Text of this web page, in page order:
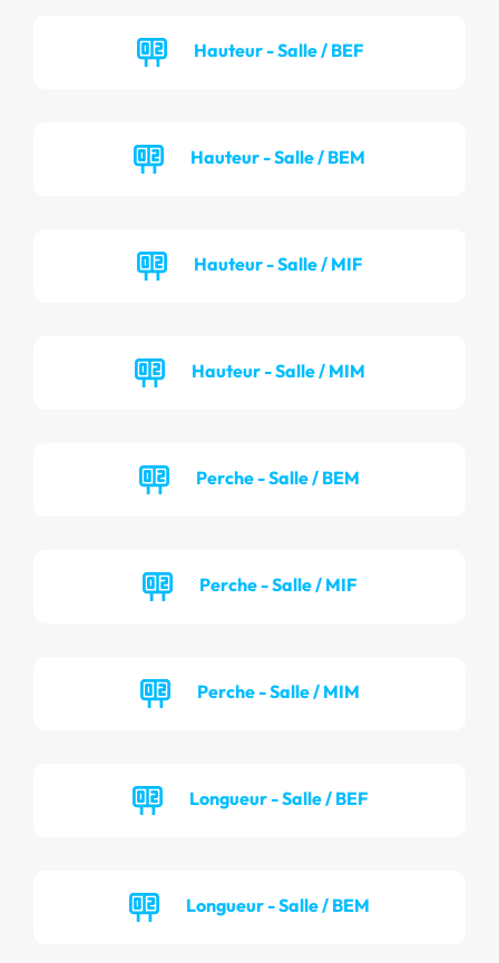
Hauteur - Salle / BEF
Hauteur - Salle / BEM
Hauteur - Salle / MIF
Hauteur - Salle / MIM
Perche - Salle / BEM
Perche - Salle / MIF
Perche - Salle / MIM
Longueur - Salle / BEF
Longueur - Salle / BEM